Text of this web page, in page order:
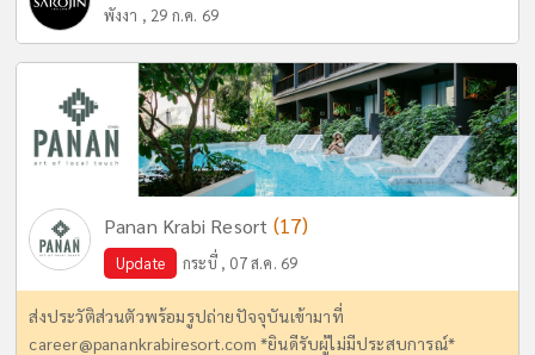
พังงา , 29 ก.ค. 69
Panan Krabi Resort (17)
Update กระบี่ , 07 ส.ค. 69
ส่งประวัติส่วนตัวพร้อมรูปถ่ายปัจจุบันเข้ามาที่
career@panankrabiresort.com *ยินดีรับผู้ไม่มีประสบการณ์*